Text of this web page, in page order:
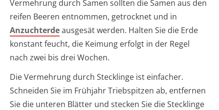
Vermehrung durch Samen sollten die Samen aus den
reifen Beeren entnommen, getrocknet und in
Anzuchterdeausgesät werden. Halten Sie die Erde
konstant feucht, die Keimung erfolgt in der Regel
nach zwei bis drei Wochen.
Die Vermehrung durch Stecklinge ist einfacher.
Schneiden Sie im Frühjahr Triebspitzen ab, entfernen
Sie die unteren Blätter und stecken Sie die Stecklinge